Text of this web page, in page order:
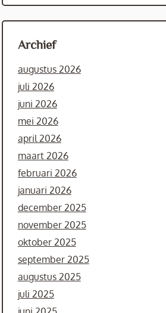
Archief
augustus 2026
juli 2026
juni 2026
mei 2026
april 2026
maart 2026
februari 2026
januari 2026
december 2025
november 2025
oktober 2025
september 2025
augustus 2025
juli 2025